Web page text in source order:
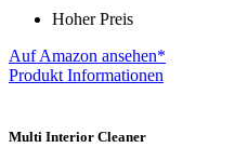
Hoher Preis
Auf Amazon ansehen*
Produkt Informationen
Multi Interior Cleaner